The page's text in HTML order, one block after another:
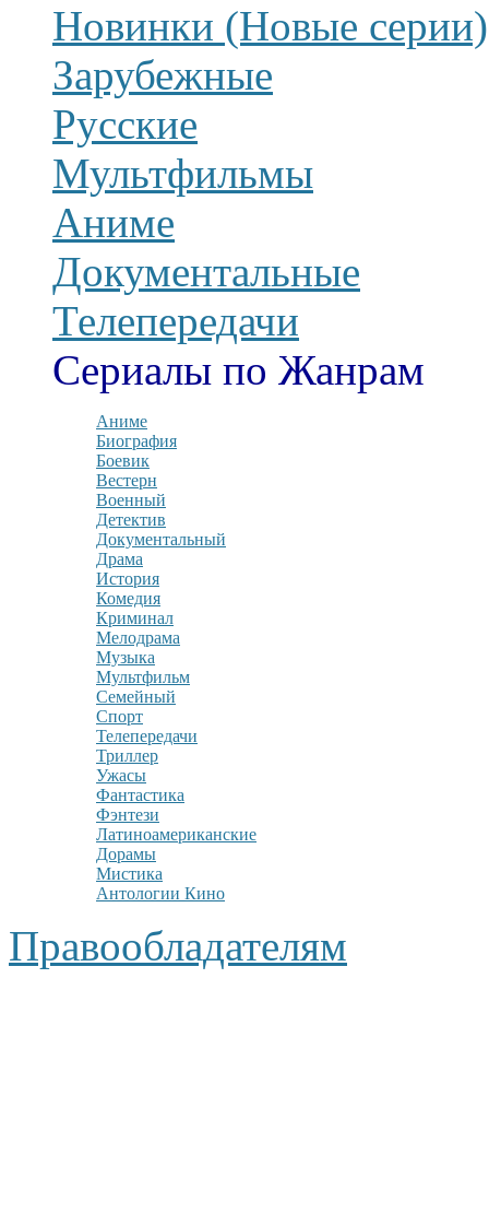
Новинки (Новые серии)
Зарубежные
Русские
Мультфильмы
Аниме
Документальные
Телепередачи
Сериалы по Жанрам
Аниме
Биография
Боевик
Вестерн
Военный
Детектив
Документальный
Драма
История
Комедия
Криминал
Мелодрама
Музыка
Мультфильм
Семейный
Спорт
Телепередачи
Триллер
Ужасы
Фантастика
Фэнтези
Латиноамериканские
Дорамы
Мистика
Антологии Кино
Правообладателям